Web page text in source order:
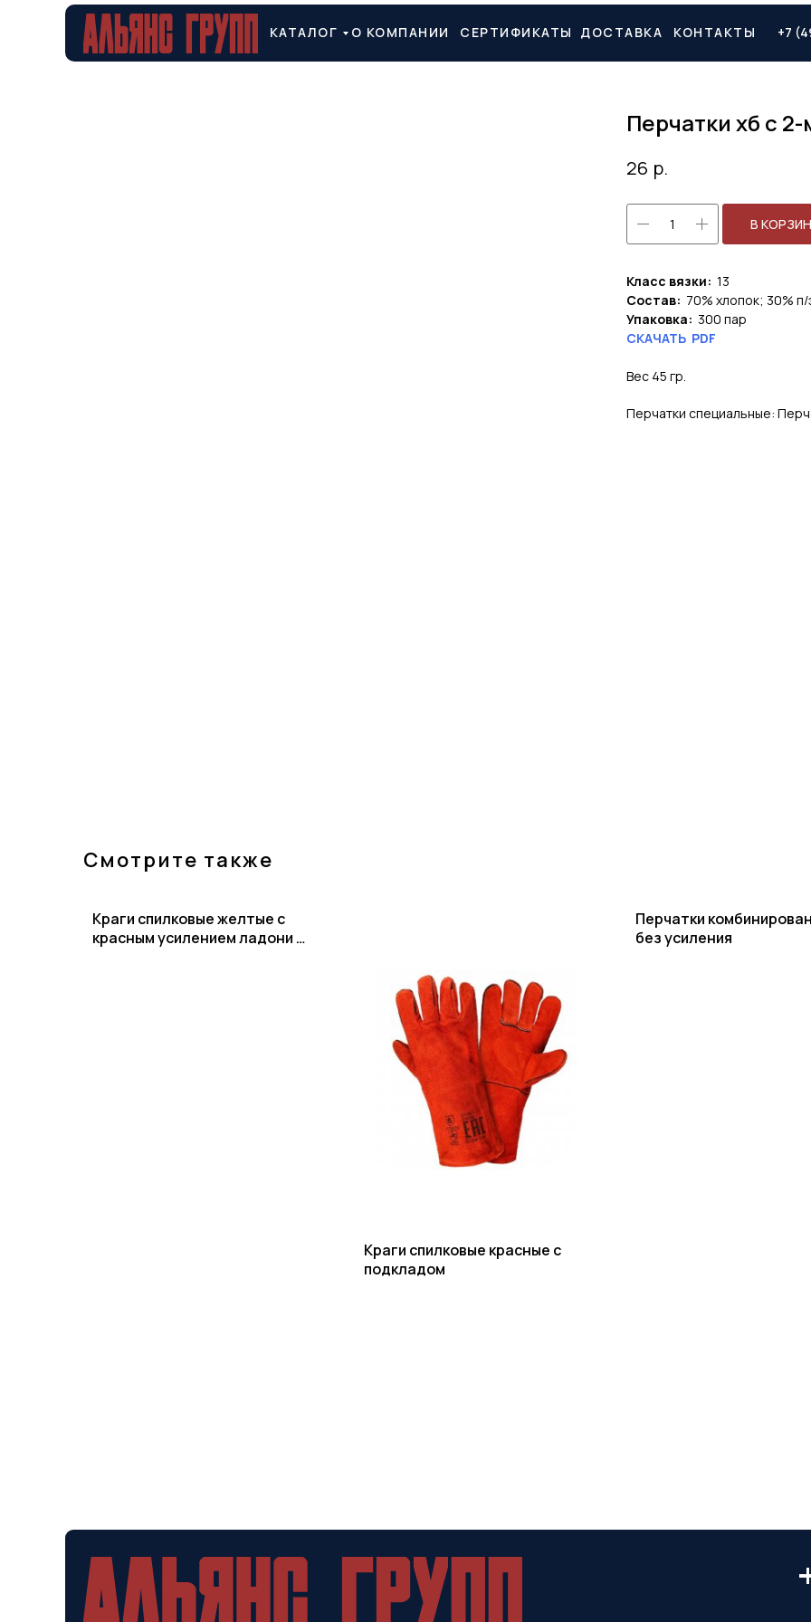
+7
КОНТАКТЫ
ДОСТАВКА
СЕРТИФИКАТЫ
О КОМПАНИИ
КАТАЛОГ
Перчатки хб с
26 р.
В
Класс вязки: 13
Состав: 70% хлопок; 30%
Упаковка: 300 пар
СКАЧАТЬ PDF
Вес 45 гр.
Перчатки специальные:
Смотрите также
Краги спилковые желтые с
красным усилением ладони с
Краги спилковые красные с
подкладом
Перчатки
без усиления